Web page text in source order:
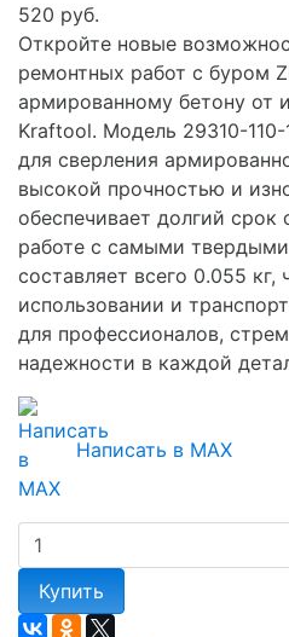
520 руб.
Откройте новые
ремонтных работ с буром
армированному бетону от
Kraftool. Модель 29310-
для сверления
высокой прочностью и
обеспечивает долгий
работе с самыми
составляет всего 0.055
использовании и
для профессионалов,
надежности в каждой
Написать в MAX
Купить